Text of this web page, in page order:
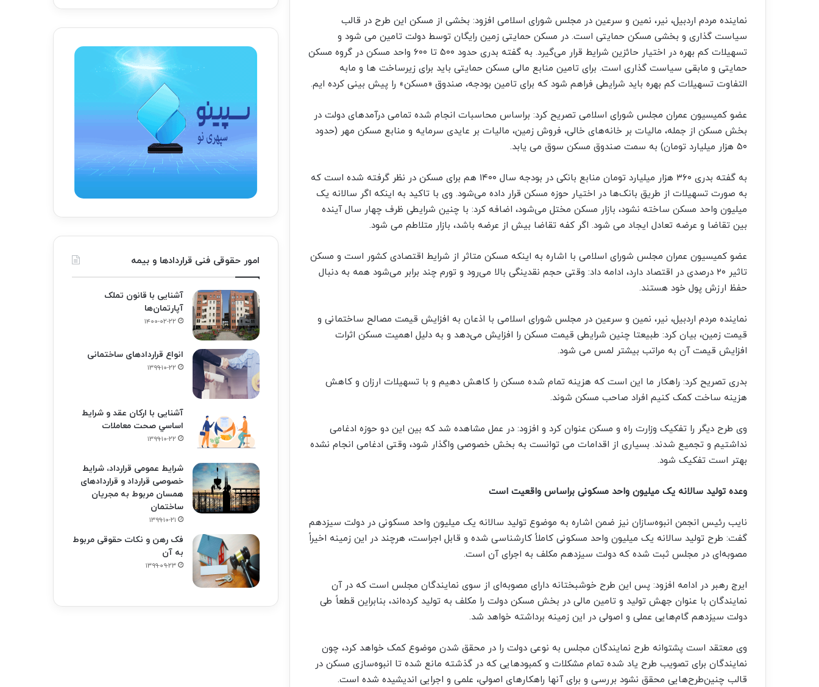
نماینده مردم اردبیل، نیر، نمین و سرعین در مجلس شورای اسلامی افزود: بخشی از مسکن این طرح در قالب
سیاست گذاری و بخشی مسکن حمایتی است. در مسکن حمایتی زمین رایگان توسط دولت تامین می شود و
تسهیلات کم بهره در اختیار حائزین شرایط قرار می‌گیرد. به گفته بدری حدود ۵۰۰ تا ۶۰۰ واحد مسکن در گروه مسکن
حمایتی و مابقی سیاست گذاری است. برای تامین منابع مالی مسکن حمایتی باید برای زیرساخت ها و مابه
التفاوت تسهیلات کم بهره باید شرایطی فراهم شود که برای تامین بودجه، صندوق «مسکن» را پیش بینی کرده ایم.
عضو کمیسیون عمران مجلس شورای اسلامی تصریح کرد: براساس محاسبات انجام شده تمامی درآمدهای دولت در
بخش مسکن از جمله، مالیات بر خانه‌های خالی، فروش زمین، مالیات بر عایدی سرمایه و منابع مسکن مهر (حدود
۵۰ هزار میلیارد تومان) به سمت صندوق مسکن سوق می یابد.
به گفته بدری ۳۶۰ هزار میلیارد تومان منابع بانکی در بودجه سال ۱۴۰۰ هم برای مسکن در نظر گرفته شده است که
به صورت تسهیلات از طریق بانک‌ها در اختیار حوزه مسکن قرار داده می‌شود. وی با تاکید به اینکه اگر سالانه یک
میلیون واحد مسکن ساخته نشود، بازار مسکن مختل می‌شود، اضافه کرد: با چنین شرایطی ظرف چهار سال آینده
بین تقاضا و عرضه تعادل ایجاد می شود. اگر کفه تقاضا بیش از عرضه باشد، بازار متلاطم می شود.
عضو کمیسیون عمران مجلس شورای اسلامی با اشاره به اینکه مسکن متاثر از شرایط اقتصادی کشور است و مسکن
تاثیر ۲۰ درصدی در اقتصاد دارد، ادامه داد: وقتی حجم نقدینگی بالا می‌رود و تورم چند برابر می‌شود همه به دنبال
حفظ ارزش پول خود هستند.
نماینده مردم اردبیل، نیر، نمین و سرعین در مجلس شورای اسلامی با اذعان به افزایش قیمت مصالح ساختمانی و
قیمت زمین، بیان کرد: طبیعتا چنین شرایطی قیمت مسکن را افزایش می‌دهد و به دلیل اهمیت مسکن اثرات
افزایش قیمت آن به مراتب بیشتر لمس می شود.
بدری تصریح کرد: راهکار ما این است که هزینه تمام شده مسکن را کاهش دهیم و با تسهیلات ارزان و کاهش
هزینه ساخت کمک کنیم افراد صاحب مسکن شوند.
وی طرح دیگر را تفکیک وزارت راه و مسکن عنوان کرد و افزود: در عمل مشاهده شد که بین این دو حوزه ادغامی
نداشتیم و تجمیع شدند. بسیاری از اقدامات می توانست به بخش خصوصی واگذار شود، وقتی ادغامی انجام نشده
بهتر است تفکیک شود.
وعده تولید سالانه یک میلیون واحد مسکونی براساس واقعیت است
نایب رئیس انجمن انبوه‌سازان نیز ضمن اشاره به موضوع تولید سالانه یک میلیون واحد مسکونی در دولت سیزدهم
گفت: طرح تولید سالانه یک میلیون واحد مسکونی کاملاً کارشناسی شده و قابل اجراست، هرچند در این زمینه اخیراً
مصوبه‌ای در مجلس ثبت شده که دولت سیزدهم مکلف به اجرای آن است.
ایرج رهبر در ادامه افزود: پس این طرح خوشبختانه دارای مصوبه‌ای از سوی نمایندگان مجلس است که در آن
نمایندگان با عنوان جهش تولید و تامین مالی در بخش مسکن دولت را مکلف به تولید کرده‌اند، بنابراین قطعاً طی
دولت سیزدهم گام‌هایی عملی و اصولی در این زمینه برداشته خواهد شد.
وی معتقد است پشتوانه طرح نمایندگان مجلس به نوعی دولت را در محقق شدن موضوع کمک خواهد کرد، چون
نمایندگان برای تصویب طرح یاد شده تمام مشکلات و کمبودهایی که در گذشته مانع شده تا انبوه‌سازی مسکن در
قالب چنین‌طرح‌هایی محقق نشود بررسی و برای آنها راهکارهای اصولی، علمی و اجرایی اندیشیده شده است.
امور حقوقی فنی قراردادها و بیمه
آشنایی با قانون تملک
آپارتمان‌ها
۱۴۰۰-۰۲-۲۲
انواع قراردادهای ساختمانی
۱۳۹۹-۱۰-۲۲
آشنایی با ارکان عقد و شرايط
اساسي صحت معاملات
۱۳۹۹-۱۰-۲۲
شرایط عمومی قرارداد، شرایط
خصوصی قرارداد و قراردادهای
همسان مربوط به مجریان
ساختمان
۱۳۹۹-۱۰-۲۱
فک‌ رهن و نکات حقوقی مربوط
به آن
۱۳۹۹-۰۹-۲۳